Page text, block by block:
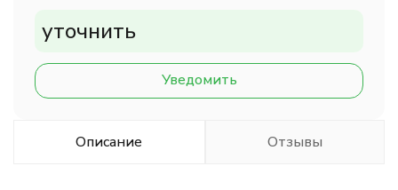
уточнить
Уведомить
Описание Отзывы